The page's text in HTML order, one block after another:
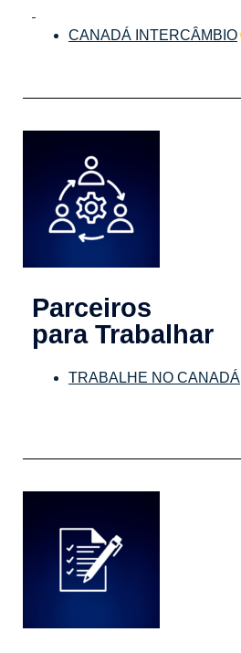
CANADÁ INTERCÂMBIO
Parceiros
para Trabalhar
TRABALHE NO CANADÁ